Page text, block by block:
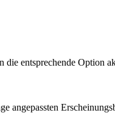
die entsprechende Option
angepassten